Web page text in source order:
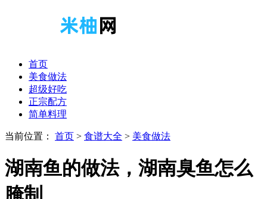
首页
美食做法
超级好吃
正宗配方
简单料理
当前位置： 首页 > 食谱大全 > 美食做法
湖南鱼的做法，湖南臭鱼怎么
腌制